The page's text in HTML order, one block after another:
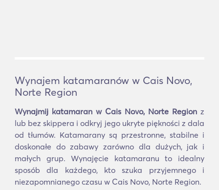
Wynajem katamaranów w Cais Novo,
Norte Region
Wynajmij katamaran w Cais Novo, Norte Region z
lub bez skippera i odkryj jego ukryte piękności z dala
od tłumów. Katamarany są przestronne, stabilne i
doskonałe do zabawy zarówno dla dużych, jak i
małych grup. Wynajęcie katamaranu to idealny
sposób dla każdego, kto szuka przyjemnego i
niezapomnianego czasu w Cais Novo, Norte Region.